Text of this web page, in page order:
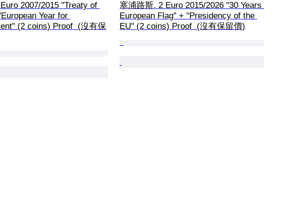
2007/2015 "Treaty of
Year for
(2 coins) Proof  (沒有保
塞浦路斯. 2 Euro 2015/2026 "30 Years
European Flag" + "Presidency of the
EU" (2 coins) Proof  (沒有保留價)